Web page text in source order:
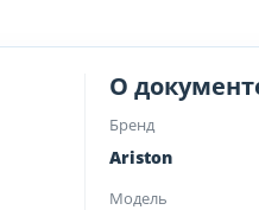
О
Бренд
Ariston
Модель